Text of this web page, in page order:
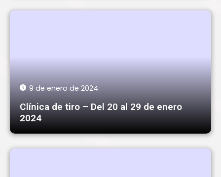
9 de enero de 2024
Clínica de tiro – Del 20 al 29 de enero
2024